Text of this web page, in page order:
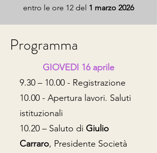
entro le ore 12 del 1 marzo 2026
Programma
GIOVEDI 16 aprile
9.30 – 10.00 - Registrazione
10.00 - Apertura lavori. Saluti
istituzionali
10.20 – Saluto di Giulio
Carraro, Presidente Società